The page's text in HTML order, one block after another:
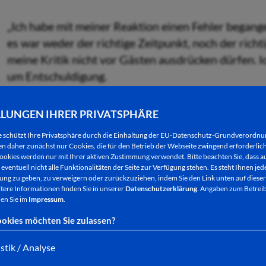
IHRER PRIVATSPHÄRE
schützt Ihre Privatsphäre durch die Einhaltung der EU-Datenschutz-
daher zunächst nur Cookies, die für den Betrieb der Webseite zwingend
werden nur mit Ihrer aktiven Zustimmung verwendet. Bitte beachten Sie, dass
nicht alle Funktionalitäten der Seite zur Verfügung stehen. Es steht Ihnen
zu geben, zu verweigern oder zurückzuziehen, indem Sie den Link unten auf
Informationen finden Sie in unsererDatenschutzerklärung. Angaben zum
Sie im Impressum.
möchten Sie zulassen?
/ Analyse
„Ich habe mit meiner Reaktion einen Fehler
es war weder der richtige Zeitpunkt, noch der
meine Kritik nicht vor Gästen ausdrücken dürfen.
um Entschuldigung.
Aus meiner Sicht hatte sich über den ganzen
den verschiedensten Stellen hingezogen, die am
Ich weiß, dass das Team bei den Festspielen
hatten sich, durch die besonders hohe
Übergangszeit vom Hessentag zur
eingeschlichen, von denen jede einzelne
identifizierten Schwachstellen wurden
einige aber eben doch.